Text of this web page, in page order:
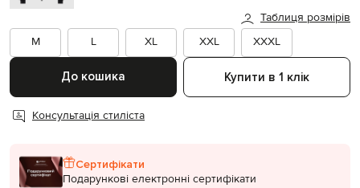
Таблиця розмірів
M
L XL XXL XXXL
До кошика Купити в 1 клік
Консультація стиліста
Сертифікати
Подарункові електронні сертифікати